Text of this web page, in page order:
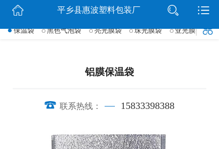
网站首页
联系我们
平乡县惠波塑料包装厂
保温袋 黑色气泡袋 亮光膜袋 珠光膜袋 亚光膜气泡袋
铝膜保温袋
联系热线： 15833398388